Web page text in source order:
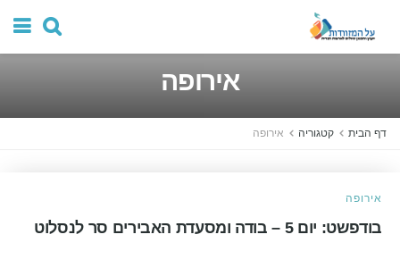
אירופה
דף הבית קטגוריה אירופה
אירופה
בודפשט: יום 5 – בודה ומסעדת האבירים סר לנסלוט